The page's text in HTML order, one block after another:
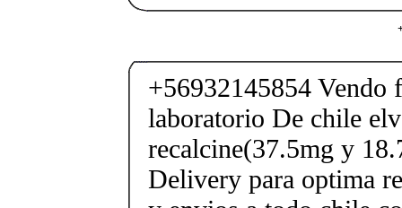
+56932145854 Vendo
laboratorio De chile
recalcine(37.5mg y
Delivery para optima